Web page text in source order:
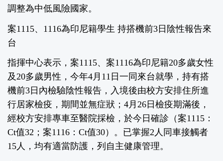
調整為中低風險國家。
案1115、1116為印尼籍學生 持搭機前3日陰性報告來
台
指揮中心表示，案1115、案1116為印尼籍20多歲女性
及20多歲男性，今年4月11日一同來台就學，持有搭
機前3日內檢驗陰性報告，入境後由校方安排住所進
行居家檢疫，期間並無症狀；4月26日檢疫期滿後，
經校方安排專車至醫院採檢，於今日確診（案1115：
Ct值32；案1116：Ct值30）。已掌握2人同車接觸者
15人，均有適當防護，列自主健康管理。